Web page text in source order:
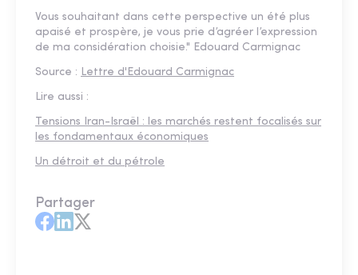
Vous souhaitant dans cette perspective un été plus
apaisé et prospère, je vous prie d’agréer l’expression
de ma considération choisie." Edouard Carmignac
Source : Lettre d'Edouard Carmignac
Lire aussi :
Tensions Iran-Israël : les marchés restent focalisés sur
les fondamentaux économiques
Un détroit et du pétrole
Partager